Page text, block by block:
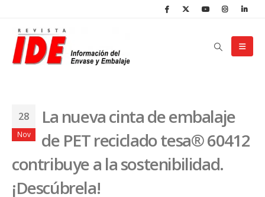
28
Nov
La nueva cinta de embalaje
de PET reciclado tesa® 60412
contribuye a la sostenibilidad.
¡Descúbrela!